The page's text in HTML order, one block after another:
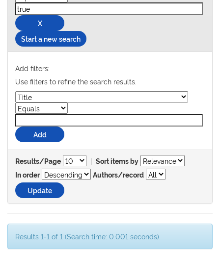
Start a new search
Add filters:
Use filters to refine the search results.
Results/Page | Sort items by
In order
Authors/record
Results 1-1 of 1 (Search time: 0.001 seconds).